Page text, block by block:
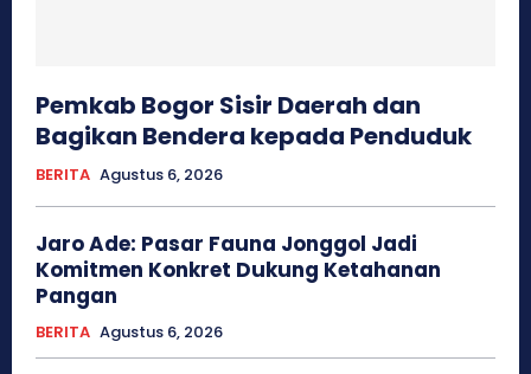
Pemkab Bogor Sisir Daerah dan
Bagikan Bendera kepada Penduduk
BERITA Agustus 6, 2026
Jaro Ade: Pasar Fauna Jonggol Jadi
Komitmen Konkret Dukung Ketahanan
Pangan
BERITA Agustus 6, 2026